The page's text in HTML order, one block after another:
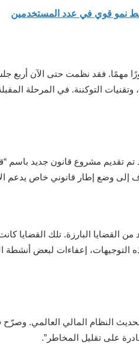
مهمًا. فقد نظمت حتى الآن
التوكننة. في المرحلة
إلى وضع إطار قانوني خاص يدعم
القضايا البارزة. تلك
النظام المالي العالمي.
على تقليل المخاطر”.